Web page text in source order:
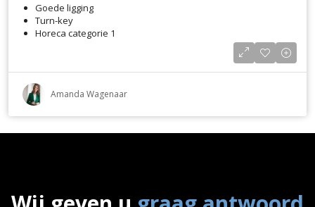
Goede ligging
Turn-key
Horeca categorie 1
Amanda Wagenaar